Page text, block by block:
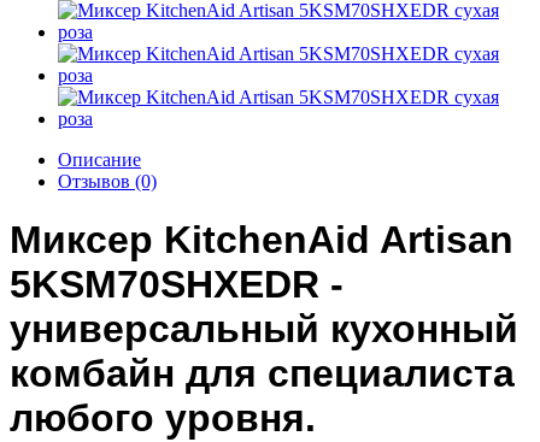
Описание
Отзывов (0)
Миксер KitchenAid Artisan
5KSM70SHXEDR -
универсальный кухонный
комбайн для специалиста
любого уровня.